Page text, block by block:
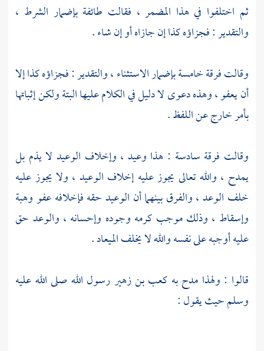
ثم اختلفوا في هذا المضمر ، فقالت طائفة بإضمار الشرط ،
والتقدير : فجزاؤه كذا إن جازاه أو إن شاء .
وقالت فرقة خامسة بإضمار الاستثناء ، والتقدير : فجزاؤه كذا إلا
أن يعفو ، وهذه دعوى لا دليل في الكلام عليها البتة ولكن إثباتها
بأمر خارج عن اللفظ .
وقالت فرقة سادسة : هذا وعيد ، وإخلاف الوعيد لا يذم بل
يمدح ، والله تعالى يجوز عليه إخلاف الوعيد ، ولا يجوز عليه
خلف الوعد ، والفرق بينهما أن الوعيد حقه فإخلافه عفو وهبة
وإسقاط ، وذلك موجب كرمه وجوده وإحسانه ، والوعد حق
عليه أوجبه على نفسه والله لا يخلف الميعاد .
قالوا : ولهذا مدح به كعب بن زهيررسول الله صلى الله عليه
وسلم حيث يقول :